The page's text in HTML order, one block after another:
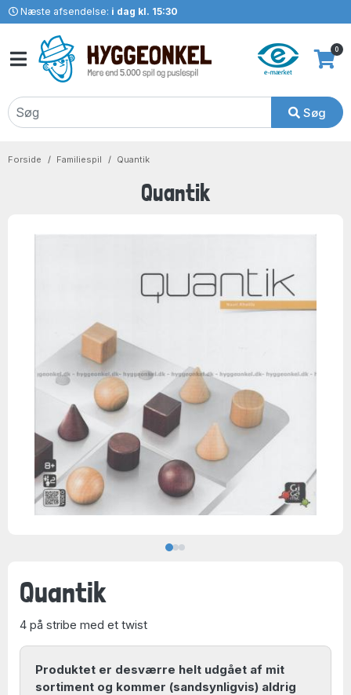
Næste afsendelse: i dag kl. 15:30
Søg
0
Forside Familiespil Quantik
Quantik
Quantik
4 på stribe med et twist
Produktet er desværre helt udgået af mit
sortiment og kommer (sandsynligvis) aldrig